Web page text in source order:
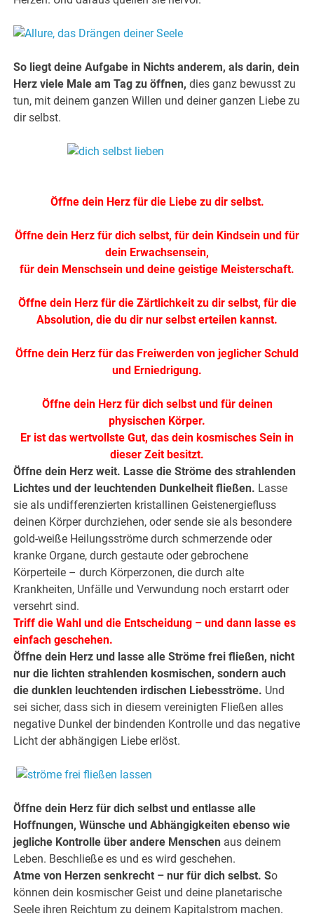
So liegt deine Aufgabe in Nichts anderem, als darin, dein
Herz viele Male am Tag zu öffnen, dies ganz bewusst zu
tun, mit deinem ganzen Willen und deiner ganzen Liebe zu
dir selbst.
Öffne dein Herz für die Liebe zu dir selbst.
Öffne dein Herz für dich selbst, für dein Kindsein und für
dein Erwachsensein,
für dein Menschsein und deine geistige Meisterschaft.
Öffne dein Herz für die Zärtlichkeit zu dir selbst, für die
Absolution, die du dir nur selbst erteilen kannst.
Öffne dein Herz für das Freiwerden von jeglicher Schuld
und Erniedrigung.
Öffne dein Herz für dich selbst und für deinen
physischen Körper.
Er ist das wertvollste Gut, das dein kosmisches Sein in
dieser Zeit besitzt.
Öffne dein Herz weit. Lasse die Ströme des strahlenden
Lichtes und der leuchtenden Dunkelheit fließen. Lasse
sie als undifferenzierten kristallinen Geistenergiefluss
deinen Körper durchziehen, oder sende sie als besondere
gold-weiße Heilungsströme durch schmerzende oder
kranke Organe, durch gestaute oder gebrochene
Körperteile – durch Körperzonen, die durch alte
Krankheiten, Unfälle und Verwundung noch erstarrt oder
versehrt sind.
Triff die Wahl und die Entscheidung – und dann lasse es
einfach geschehen.
Öffne dein Herz und lasse alle Ströme frei fließen, nicht
nur die lichten strahlenden kosmischen, sondern auch
die dunklen leuchtenden irdischen Liebesströme. Und
sei sicher, dass sich in diesem vereinigten Fließen alles
negative Dunkel der bindenden Kontrolle und das negative
Licht der abhängigen Liebe erlöst.
Öffne dein Herz für dich selbst und entlasse alle
Hoffnungen, Wünsche und Abhängigkeiten ebenso wie
jegliche Kontrolle über andere Menschen aus deinem
Leben. Beschließe es und es wird geschehen.
Atme von Herzen senkrecht – nur für dich selbst. So
können dein kosmischer Geist und deine planetarische
Seele ihren Reichtum zu deinem Kapitalstrom machen.